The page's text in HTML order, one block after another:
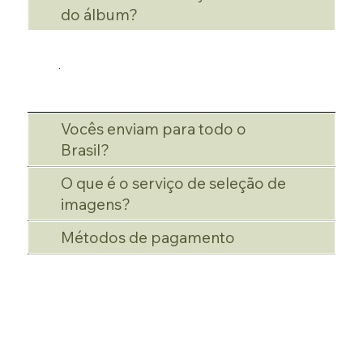
do álbum?
Vocês enviam para todo o
Brasil?
O que é o serviço de seleção de
imagens?
Métodos de pagamento